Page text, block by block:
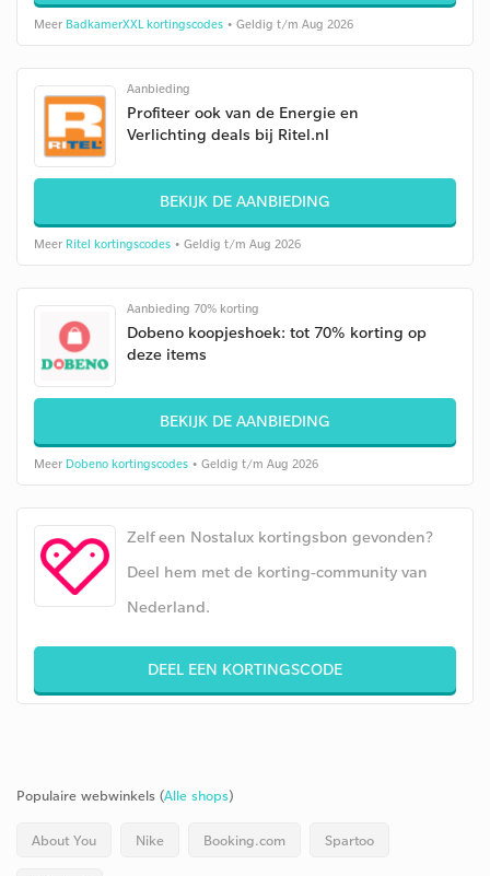
Meer BadkamerXXL kortingscodes • Geldig t/m Aug 2026
Aanbieding
Profiteer ook van de Energie en
Verlichting deals bij Ritel.nl
BEKIJK DE AANBIEDING
Meer Ritel kortingscodes • Geldig t/m Aug 2026
Aanbieding 70% korting
Dobeno koopjeshoek: tot 70% korting op
deze items
BEKIJK DE AANBIEDING
Meer Dobeno kortingscodes • Geldig t/m Aug 2026
Zelf een Nostalux kortingsbon gevonden?
Deel hem met de korting-community van
Nederland.
DEEL EEN KORTINGSCODE
Populaire webwinkels (Alle shops)
About You Nike Booking.com Spartoo